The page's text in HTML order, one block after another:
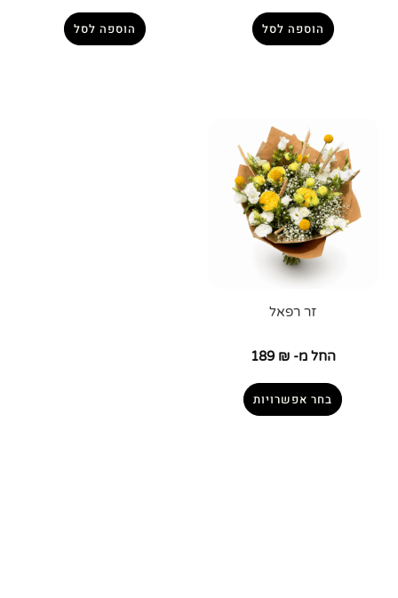
הוספה לסל הוספה לסל
זר רפאל
החל מ- 189 ₪
בחר אפשרויות